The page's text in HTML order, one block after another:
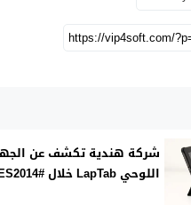
شركة هندية تكشف عن
اللوحي LapTab خلال #CES2014